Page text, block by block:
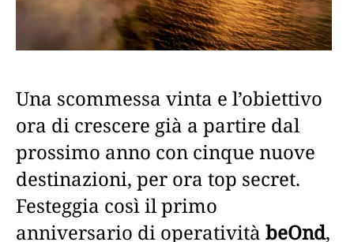
Una scommessa vinta e l’obiettivo
ora di crescere già a partire dal
prossimo anno con cinque nuove
destinazioni, per ora top secret.
Festeggia così il primo
anniversario di operatività beOnd,